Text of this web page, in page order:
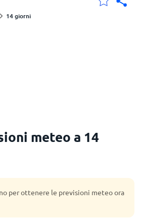
14 giorni
meteo a 14
per ottenere le previsioni meteo ora